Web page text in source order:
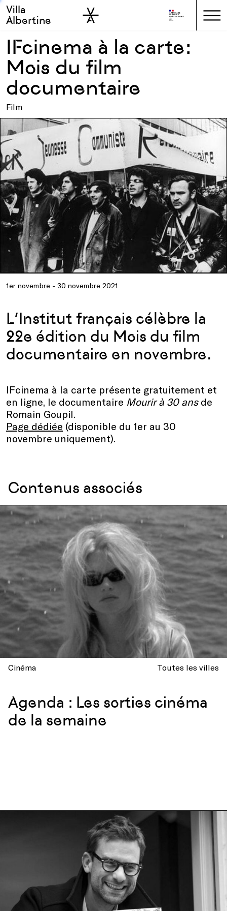
Skip to main
Skip to sidebar
Villa
Albertine
IFcinema à la carte:
Mois du film
documentaire
Film
1er novembre - 30 novembre 2021
L’Institut français célèbre la
22e édition du Mois du film
documentaire en novembre.
IFcinema à la carte présente gratuitement et
en ligne, le documentaire Mourir à 30 ansde
Romain Goupil.
Page dédiée (disponible du 1er au 30
novembre uniquement).
Contenus associés
Cinéma Toutes les villes
Agenda : Les sorties cinéma
de la semaine